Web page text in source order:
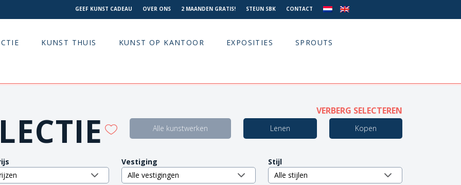
GEEF KUNST CADEAU OVER ONS 2 MAANDEN GRATIS! STEUN SBK CONTACT
KUNST THUIS KUNST OP KANTOOR EXPOSITIES SPROUTS
VERBERG SELECTEREN
Alle kunstwerken Lenen Kopen
Vestiging Stijl